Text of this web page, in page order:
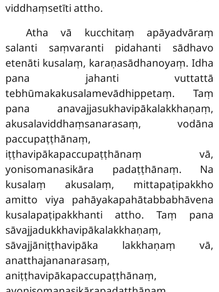
viddhaṃsetīti attho.
Atha vā kucchitaṃ apāyadvāraṃ
salanti saṃvaranti pidahanti sādhavo
etenāti kusalaṃ, karaṇasādhanoyaṃ. Idha
pana jahanti vuttattā
tebhūmakakusalamevādhippetaṃ. Taṃ
pana anavajjasukhavipākalakkhaṇaṃ,
akusalaviddhaṃsanarasaṃ, vodāna
paccupaṭṭhānaṃ,
iṭṭhavipākapaccupaṭṭhānaṃ vā,
yonisomanasikāra padaṭṭhānaṃ. Na
kusalaṃ akusalaṃ, mittapaṭipakkho
amitto viya pahāyakapahātabbabhāvena
kusalapaṭipakkhanti attho. Taṃ pana
sāvajjadukkhavipākalakkhaṇaṃ,
sāvajjāniṭṭhavipāka lakkhaṇaṃ vā,
anatthajananarasaṃ,
aniṭṭhavipākapaccupaṭṭhānaṃ,